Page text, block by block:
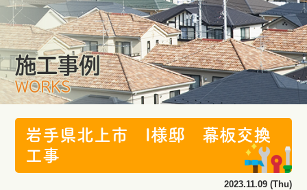
施工事例
WORKS
岩手県北上市 I様邸 幕板交換
工事
2023.11.09 (Thu)